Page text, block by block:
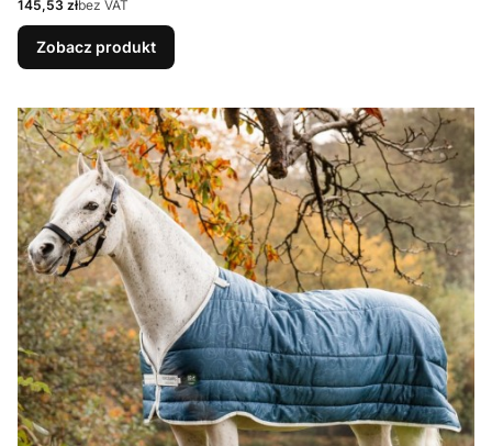
Cena
145,53 złbez VAT
Zobacz produkt